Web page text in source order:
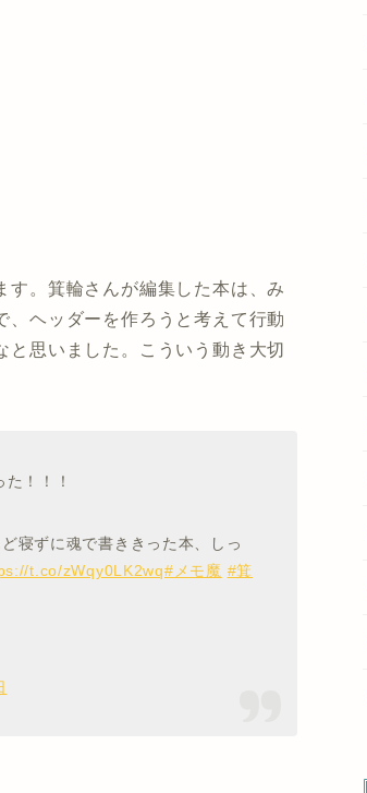
す。箕輪さんが編集した本は、み
、ヘッダーを作ろうと考えて行動
と思いました。こういう動き大切
！！！
寝ずに魂で書ききった本、しっ
t.co/zWqy0LK2wq#メモ魔 #箕